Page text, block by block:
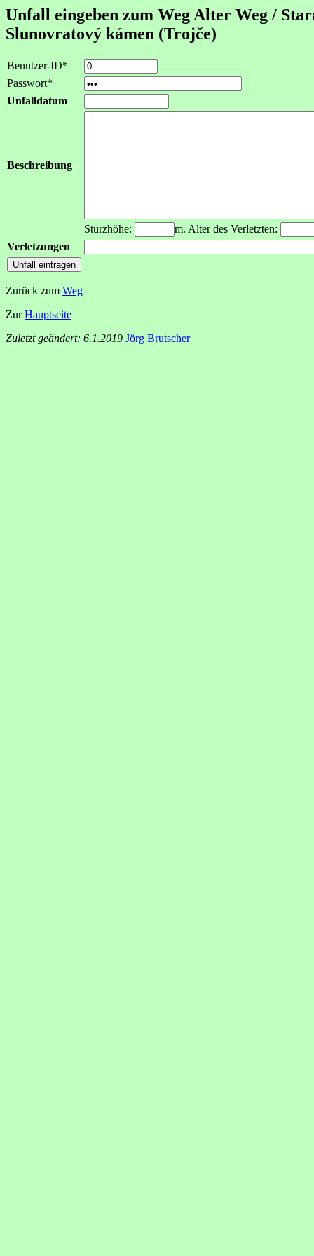
Unfall eingeben zum Weg Alter Weg /
Slunovratový kámen (Trojče)
Benutzer-ID*
Passwort*
Unfalldatum
Beschreibung
Sturzhöhe:
m. Alter des Verletzten:
Verletzungen
Zurück zum Weg
ZurHauptseite
Zuletzt geändert: 6.1.2019 Jörg Brutscher